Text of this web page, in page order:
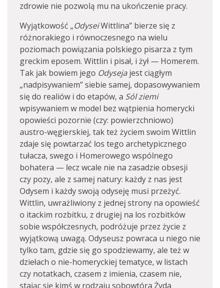
zdrowie nie pozwolą mu na ukończenie pracy.
Wyjątkowość „OdyseiWittlina” bierze się z
różnorakiego i równoczesnego na wielu
poziomach powiązania polskiego pisarza z tym
greckim eposem. Wittlin i pisał, i żył — Homerem.
Tak jak bowiem jego Odyseja jest ciągłym
„nadpisywaniem” siebie samej, dopasowywaniem
się do realiów i do etapów, a Sól ziemi
wpisywaniem w model bez wątpienia homerycki
opowieści pozornie (czy: powierzchniowo)
austro-węgierskiej, tak też życiem swoim Wittlin
zdaje się powtarzać los tego archetypicznego
tułacza, swego i Homerowego wspólnego
bohatera — lecz wcale nie na zasadzie obsesji
czy pozy, ale z samej natury: każdy z nas jest
Odysem i każdy swoją odyseję musi przeżyć.
Wittlin, uwrażliwiony z jednej strony na opowieść
o itackim rozbitku, z drugiej na los rozbitków
sobie współczesnych, podróżuje przez życie z
wyjątkową uwagą. Odyseusz powraca u niego nie
tylko tam, gdzie się go spodziewamy, ale też w
dziełach o nie-homeryckiej tematyce, w listach
czy notatkach, czasem z imienia, czasem nie,
stając się kimś w rodzaju sobowtóra Żyda